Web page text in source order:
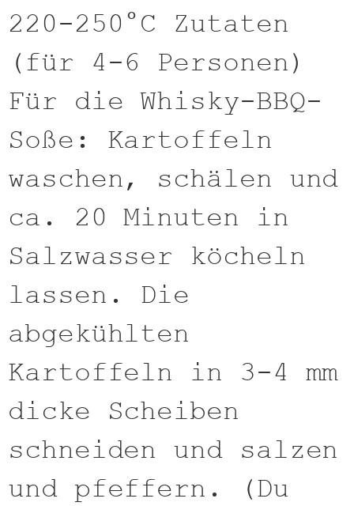
220-250°C Zutaten
(für 4-6 Personen)
Für die Whisky-BBQ-
Soße: Kartoffeln
waschen, schälen und
ca. 20 Minuten in
Salzwasser köcheln
lassen. Die
abgekühlten
Kartoffeln in 3-4 mm
dicke Scheiben
schneiden und salzen
und pfeffern. (Du